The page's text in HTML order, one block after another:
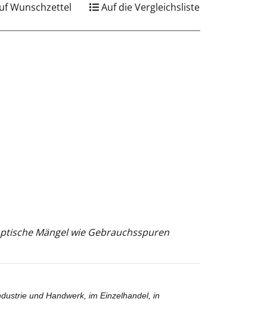
Wunschzettel Auf die Vergleichsliste
Mängel wie Gebrauchsspuren
und Handwerk, im Einzelhandel, in